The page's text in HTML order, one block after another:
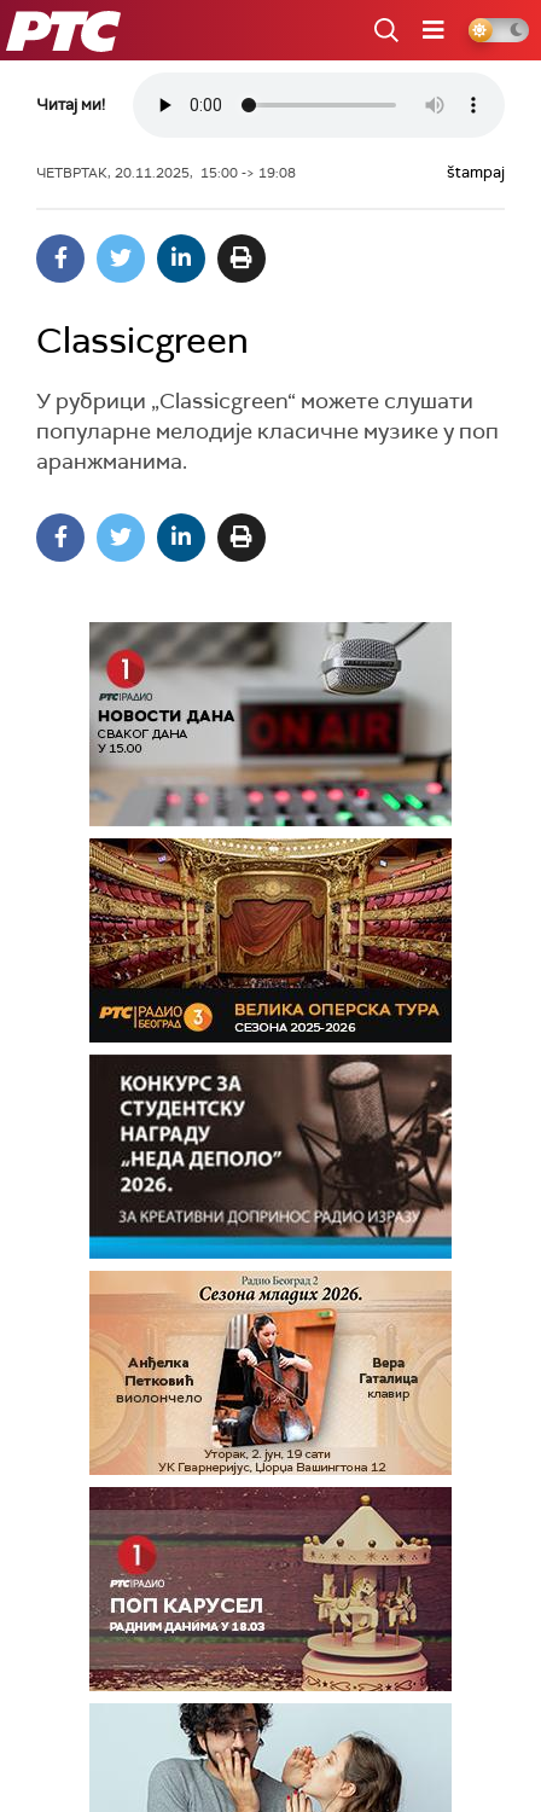
РТС
Читај ми!
ЧЕТВРТАК, 20.11.2025, 15:00 -> 19:08 štampaj
Classicgreen
У рубрици „Classicgreen“ можете слушати
популарне мелодије класичне музике у поп
аранжманима.